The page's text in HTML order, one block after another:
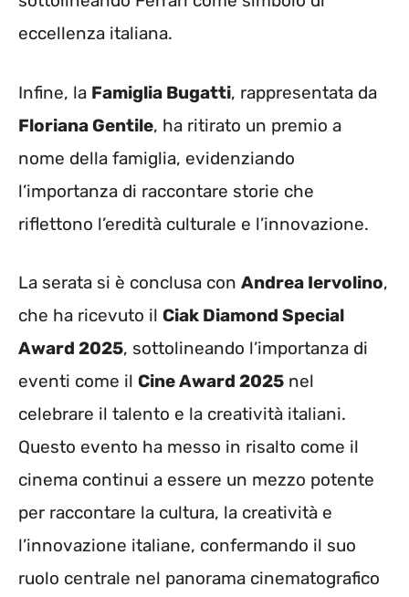
eccellenza italiana.
Infine, la Famiglia Bugatti, rappresentata da
Floriana Gentile, ha ritirato un premio a
nome della famiglia, evidenziando
l’importanza di raccontare storie che
riflettono l’eredità culturale e l’innovazione.
La serata si è conclusa con Andrea Iervolino,
che ha ricevuto il Ciak Diamond Special
Award 2025, sottolineando l’importanza di
eventi come il Cine Award 2025 nel
celebrare il talento e la creatività italiani.
Questo evento ha messo in risalto come il
cinema continui a essere un mezzo potente
per raccontare la cultura, la creatività e
l’innovazione italiane, confermando il suo
ruolo centrale nel panorama cinematografico